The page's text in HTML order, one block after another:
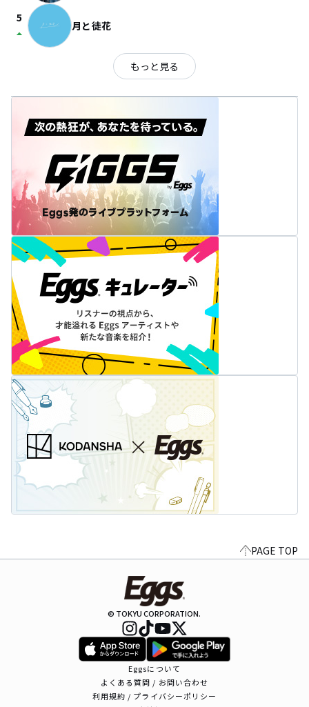
5
arrow_drop_up 月と徒花
もっと見る
PAGE TOP
© TOKYU CORPORATION.
Eggsについて
よくある質問 / お問い合わせ
利用規約 / プライバシーポリシー